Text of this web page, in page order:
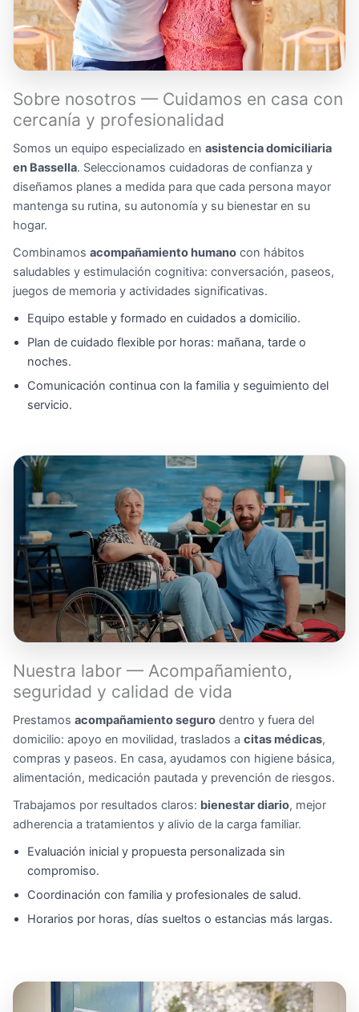
Sobre nosotros — Cuidamos en casa con
cercanía y profesionalidad
Somos un equipo especializado en asistencia domiciliaria
en Bassella. Seleccionamos cuidadoras de confianza y
diseñamos planes a medida para que cada persona mayor
mantenga su rutina, su autonomía y su bienestar en su
hogar.
Combinamos acompañamiento humano con hábitos
saludables y estimulación cognitiva: conversación, paseos,
juegos de memoria y actividades significativas.
Equipo estable y formado en cuidados a domicilio.
Plan de cuidado flexible por horas: mañana, tarde o
noches.
Comunicación continua con la familia y seguimiento del
servicio.
Nuestra labor — Acompañamiento,
seguridad y calidad de vida
Prestamos acompañamiento seguro dentro y fuera del
domicilio: apoyo en movilidad, traslados a citas médicas,
compras y paseos. En casa, ayudamos con higiene básica,
alimentación, medicación pautada y prevención de riesgos.
Trabajamos por resultados claros: bienestar diario, mejor
adherencia a tratamientos y alivio de la carga familiar.
Evaluación inicial y propuesta personalizada sin
compromiso.
Coordinación con familia y profesionales de salud.
Horarios por horas, días sueltos o estancias más largas.